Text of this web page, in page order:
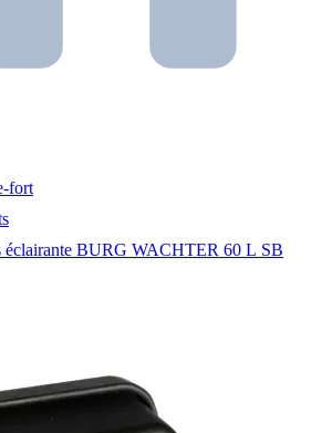
fort
éclairante BURG WACHTER 60 L SB